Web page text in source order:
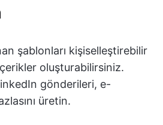
şablonları kişiselleştirebilir
oluşturabilirsiniz.
gönderileri, e-
üretin.